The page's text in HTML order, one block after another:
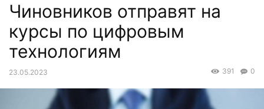
Чиновников отправят на
курсы по цифровым
технологиям
23.05.2023 0
391